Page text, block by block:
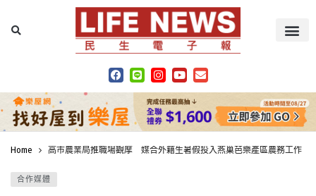
Home 高市農業局推職場觀摩 媒合外籍生暑假投入燕巢芭樂產區農務工作
合作媒體